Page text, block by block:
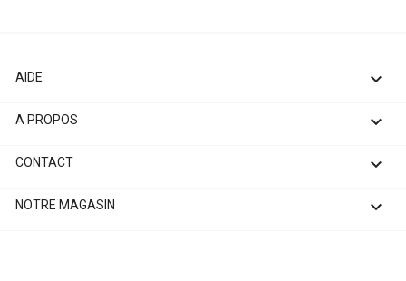
AIDE 
A PROPOS 
CONTACT 
NOTRE MAGASIN 